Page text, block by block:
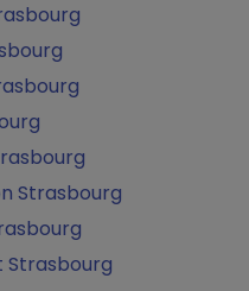
Strasbourg
Strasbourg